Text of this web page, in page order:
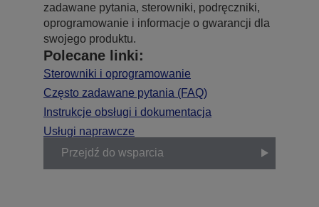
zadawane pytania, sterowniki, podręczniki,
oprogramowanie i informacje o gwarancji dla
swojego produktu.
Polecane linki:
Sterowniki i oprogramowanie
Często zadawane pytania (FAQ)
Instrukcje obsługi i dokumentacja
Usługi naprawcze
Przejdź do wsparcia